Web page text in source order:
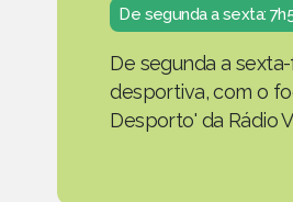
De segunda a sexta:
De segunda a
desportiva, com o
Desporto' da Rádio